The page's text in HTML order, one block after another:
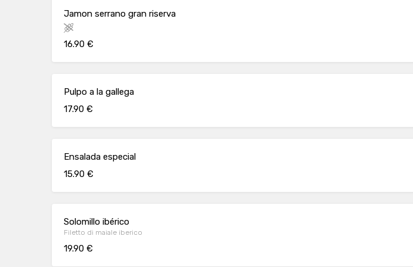
Jamon serrano gran riserva
16.90 €
Pulpo a la gallega
17.90 €
Ensalada especial
15.90 €
Solomillo ibérico
Filetto di maiale iberico
19.90 €